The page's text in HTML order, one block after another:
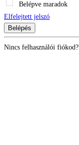
Belépve maradok
Elfelejtett jelszó
Belépés
Nincs felhasználói fiókod?